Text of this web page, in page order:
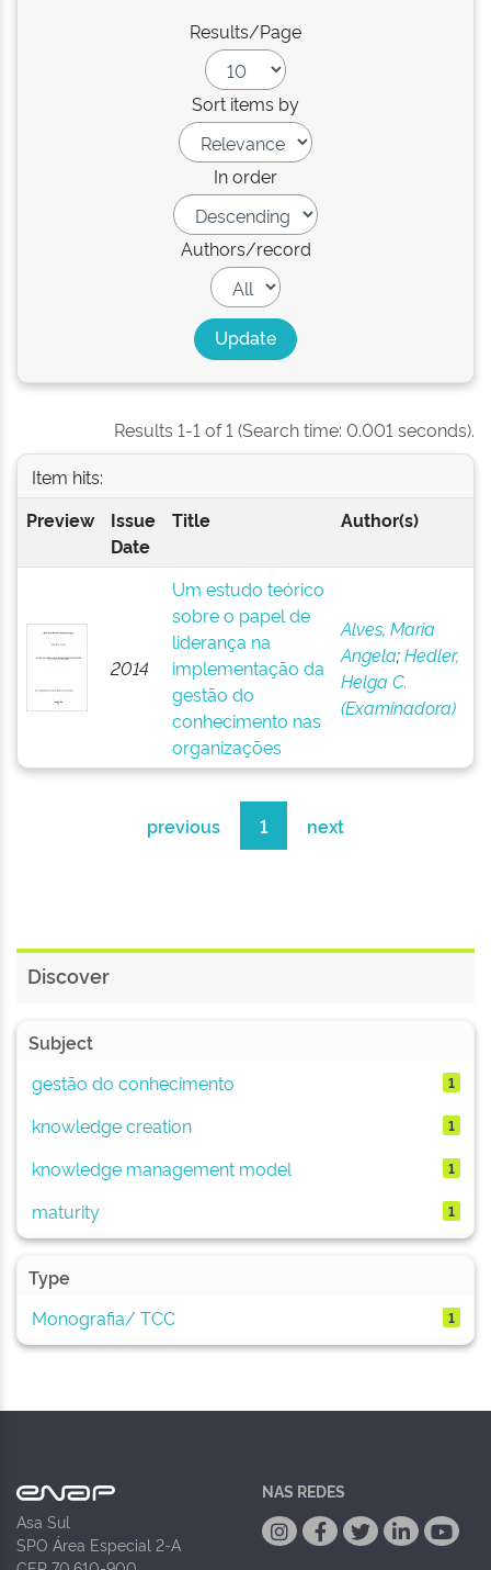
Results/Page
Sort items by
In order
Authors/record
Results 1-1 of 1 (Search time: 0.001 seconds).
Item hits:
Preview
Issue
Date
Title Author(s)
2014
Um estudo teórico
sobre o papel de
liderança na
implementação da
gestão do
conhecimento nas
organizações
Alves, Maria
Angela;Hedler,
Helga C.
(Examinadora)
previous 1 next
Discover
Subject
gestão do conhecimento
1
knowledge creation 1
knowledge management model 1
maturity 1
Type
Monografia/ TCC
1
Asa Sul
SPO Área Especial 2-A
NAS REDES